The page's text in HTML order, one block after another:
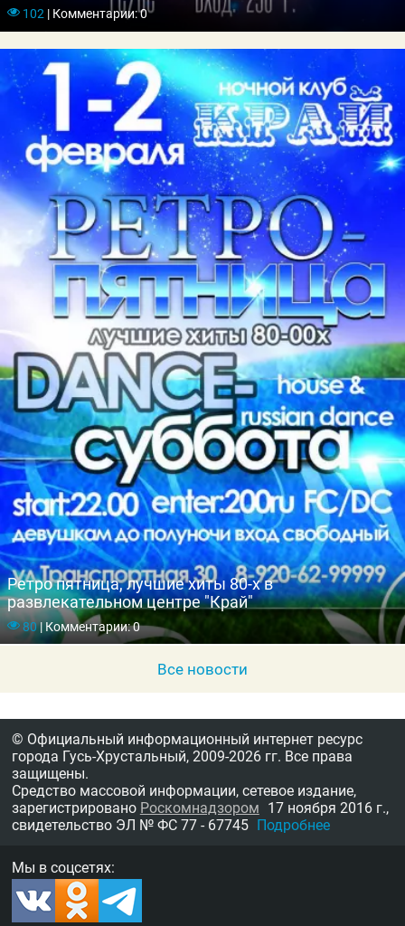
102 |Комментарии: 0
Ретро пятница, лучшие хиты 80-х в
развлекательном центре "Край"
80|Комментарии: 0
Все новости
© Официальный информационный интернет ресурс
города Гусь-Хрустальный, 2009-2026 гг. Все права
защищены.
Средство массовой информации, сетевое издание,
зарегистрировано Роскомнадзором 17 ноября 2016 г.,
свидетельство ЭЛ № ФС 77 - 67745 Подробнее
Мы в соцсетях: